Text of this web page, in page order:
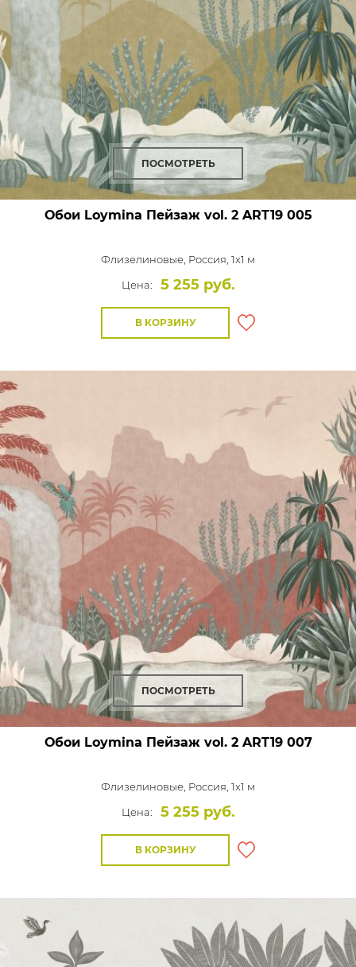
ПОСМОТРЕТЬ
Обои Loymina Пейзаж vol. 2ART19 005
Флизелиновые, Россия, 1x1 м
Цена:
5 255 руб.
В КОРЗИНУ
ПОСМОТРЕТЬ
Обои Loymina Пейзаж vol. 2ART19 007
Флизелиновые, Россия, 1x1 м
Цена:
5 255 руб.
В КОРЗИНУ